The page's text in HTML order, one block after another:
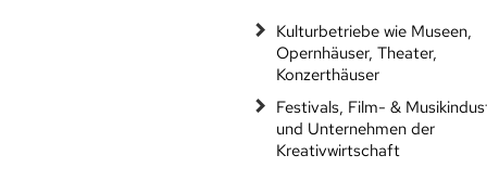
Kulturbetriebe wie Museen,
Opernhäuser, Theater,
Konzerthäuser
Festivals, Film- &
und Unternehmen der
Kreativwirtschaft